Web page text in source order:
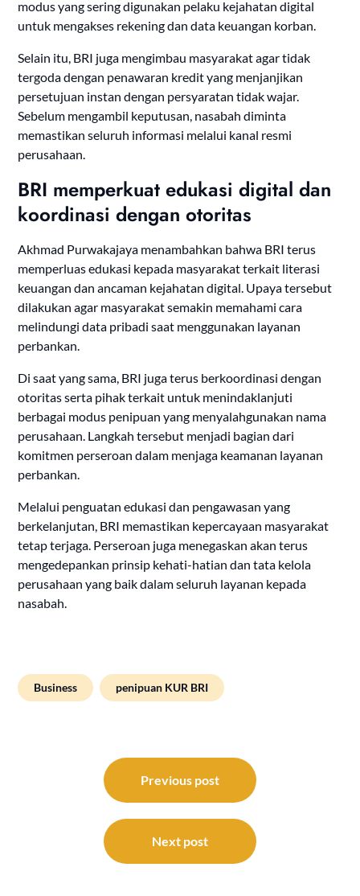
modus yang sering digunakan pelaku kejahatan digital
untuk mengakses rekening dan data keuangan korban.
Selain itu, BRI juga mengimbau masyarakat agar tidak
tergoda dengan penawaran kredit yang menjanjikan
persetujuan instan dengan persyaratan tidak wajar.
Sebelum mengambil keputusan, nasabah diminta
memastikan seluruh informasi melalui kanal resmi
perusahaan.
BRI memperkuat edukasi digital dan
koordinasi dengan otoritas
Akhmad Purwakajaya menambahkan bahwa BRI terus
memperluas edukasi kepada masyarakat terkait literasi
keuangan dan ancaman kejahatan digital. Upaya tersebut
dilakukan agar masyarakat semakin memahami cara
melindungi data pribadi saat menggunakan layanan
perbankan.
Di saat yang sama, BRI juga terus berkoordinasi dengan
otoritas serta pihak terkait untuk menindaklanjuti
berbagai modus penipuan yang menyalahgunakan nama
perusahaan. Langkah tersebut menjadi bagian dari
komitmen perseroan dalam menjaga keamanan layanan
perbankan.
Melalui penguatan edukasi dan pengawasan yang
berkelanjutan, BRI memastikan kepercayaan masyarakat
tetap terjaga. Perseroan juga menegaskan akan terus
mengedepankan prinsip kehati-hatian dan tata kelola
perusahaan yang baik dalam seluruh layanan kepada
nasabah.
Business penipuan KUR BRI
navigation
Previous post
Next post